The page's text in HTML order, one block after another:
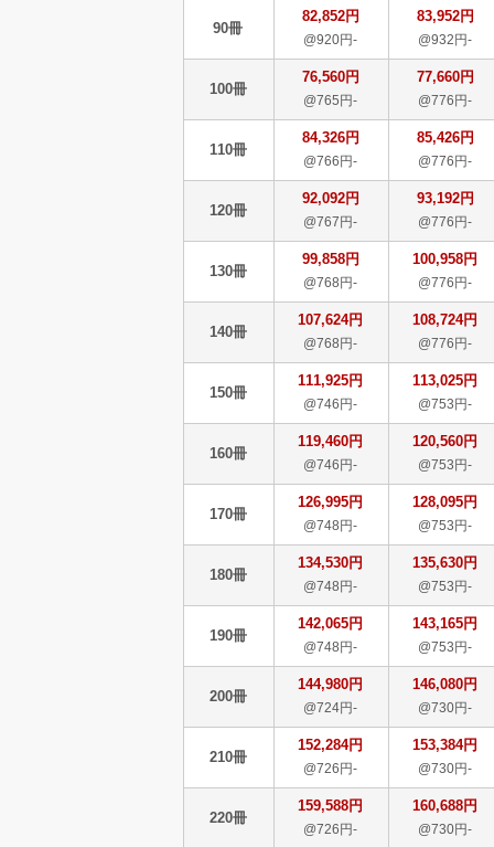
90冊
82,852円
@920円-
83,952円
@932円-
100冊
76,560円
@765円-
77,660円
@776円-
110冊
84,326円
@766円-
85,426円
@776円-
120冊
92,092円
@767円-
93,192円
@776円-
130冊
99,858円
@768円-
100,958円
@776円-
140冊
107,624円
@768円-
108,724円
@776円-
150冊
111,925円
@746円-
113,025円
@753円-
160冊
119,460円
@746円-
120,560円
@753円-
170冊
126,995円
@748円-
128,095円
@753円-
180冊
134,530円
@748円-
135,630円
@753円-
190冊
142,065円
@748円-
143,165円
@753円-
200冊
144,980円
@724円-
146,080円
@730円-
210冊
152,284円
@726円-
153,384円
@730円-
220冊
159,588円
@726円-
160,688円
@730円-